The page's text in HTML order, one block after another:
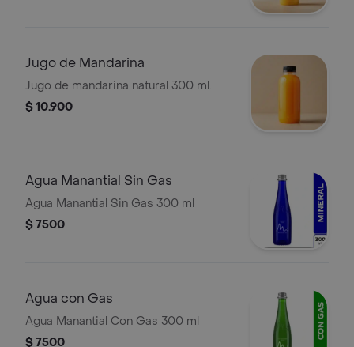
Jugo de Mandarina
Jugo de mandarina natural 300 ml.
$ 10.900
Agua Manantial Sin Gas
Agua Manantial Sin Gas 300 ml
$ 7500
Agua con Gas
Agua Manantial Con Gas 300 ml
$ 7500